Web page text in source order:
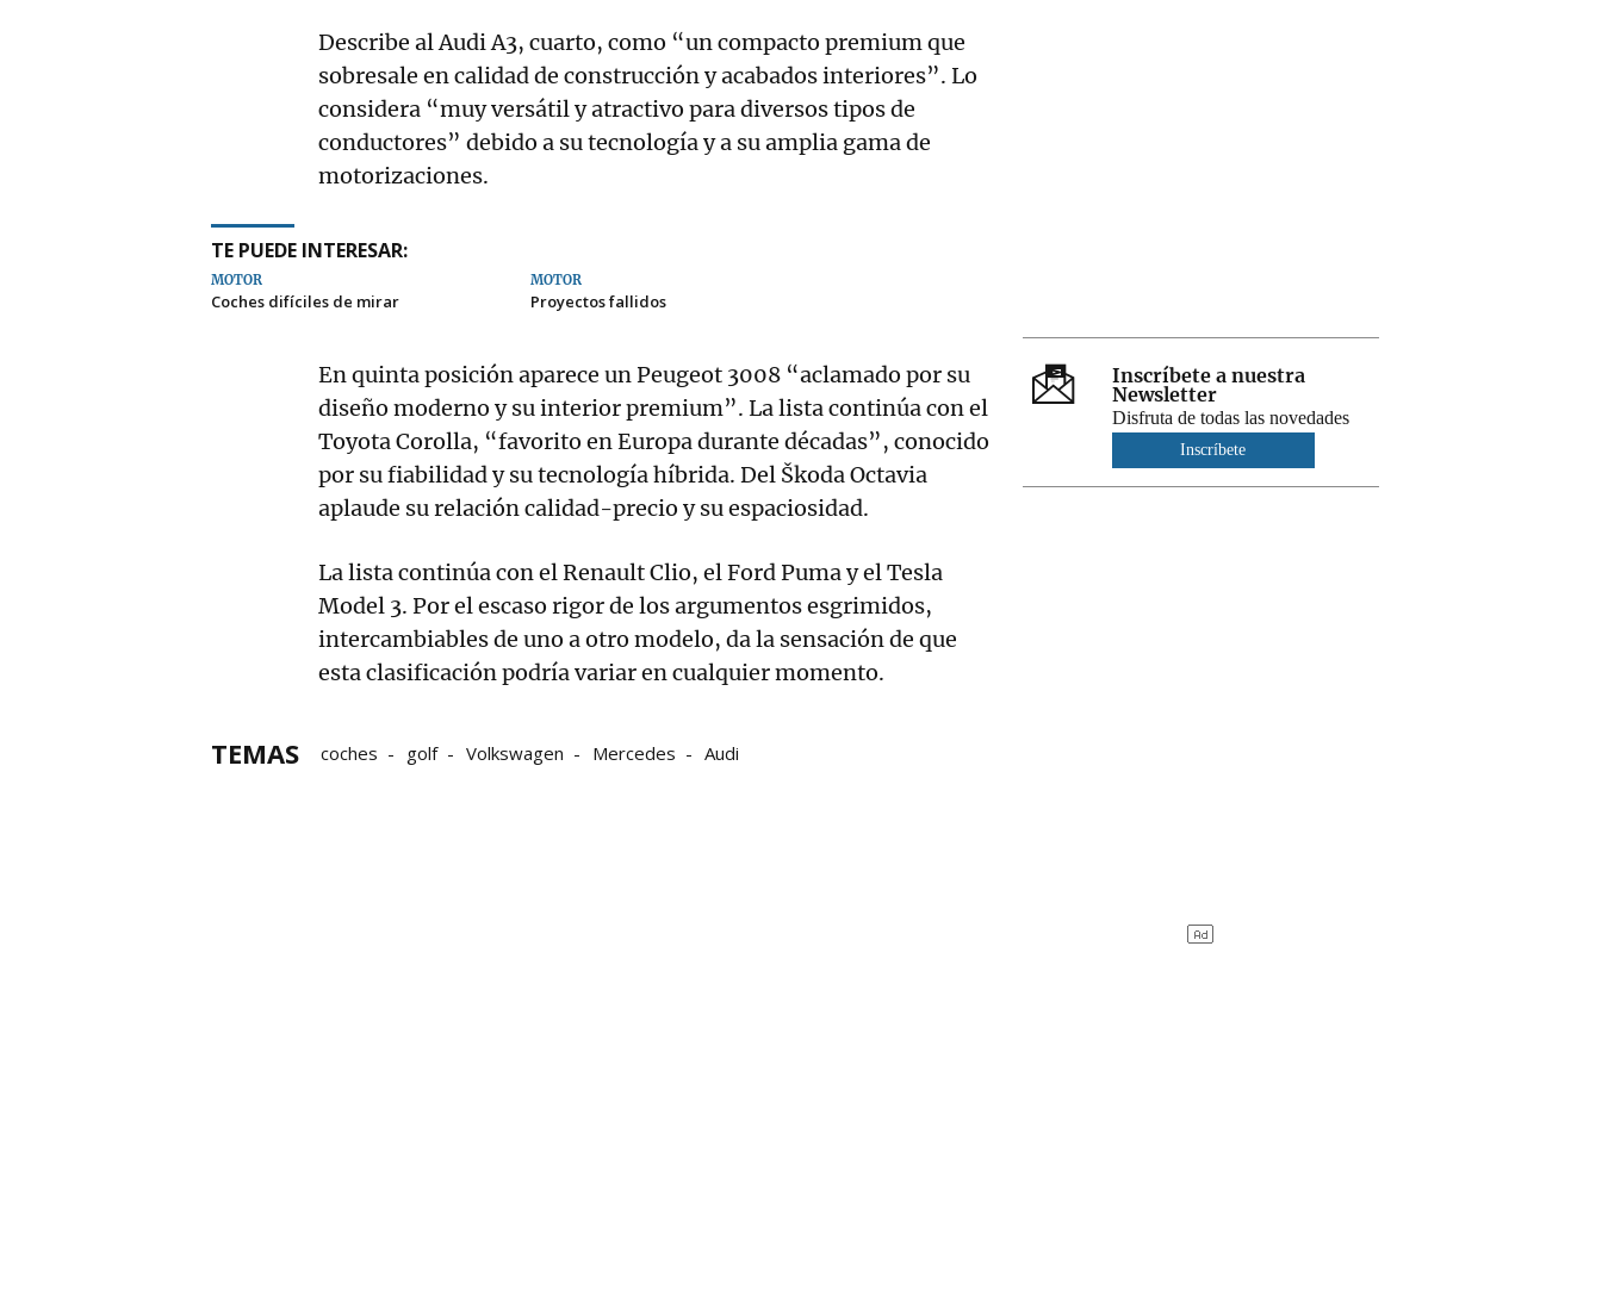
Describe al Audi A3, cuarto, como “un compacto premium que
sobresale en calidad de construcción y acabados interiores”. Lo
considera “muy versátil y atractivo para diversos tipos de
conductores” debido a su tecnología y a su amplia gama de
motorizaciones.
TE PUEDE INTERESAR:
MOTOR
Coches difíciles de mirar
MOTOR
Proyectos fallidos
En quinta posición aparece un Peugeot 3008 “aclamado por su
diseño moderno y su interior premium”. La lista continúa con el
Toyota Corolla, “favorito en Europa durante décadas”, conocido
por su fiabilidad y su tecnología híbrida. Del Škoda Octavia
aplaude su relación calidad-precio y su espaciosidad.
La lista continúa con el Renault Clio, el Ford Puma y el Tesla
Model 3. Por el escaso rigor de los argumentos esgrimidos,
intercambiables de uno a otro modelo, da la sensación de que
esta clasificación podría variar en cualquier momento.
TEMAS coches golf Volkswagen Mercedes Audi
Inscríbete a nuestra
Newsletter
Disfruta de todas las novedades
Inscríbete